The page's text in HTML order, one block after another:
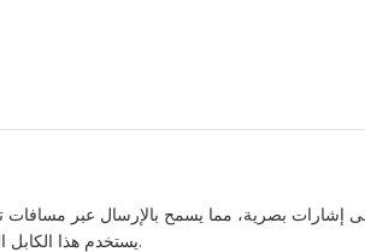
يستخدم هذا الكابل الهجين أليافًا متعددة الأوضاع لنقل البيانات بسرعة عالية وأسلاكًا نحاسية لإشارات التحكم منخفضة التردد.